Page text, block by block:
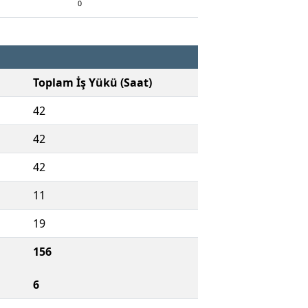
0
Toplam İş Yükü (Saat)
42
42
42
11
19
156
6